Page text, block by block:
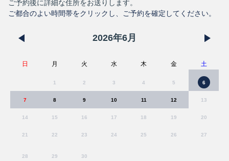
ご予約後に詳細な住所をお送りします。
ご都合のよい時間帯をクリックし、ご予約を確定してください。
2026年6月
日 月 火 水 木 金 土
1 2 3 4 5 6
7 8 9 10 11 12 13
14 15 16 17 18 19 20
21 22 23 24 25 26 27
28 29 30